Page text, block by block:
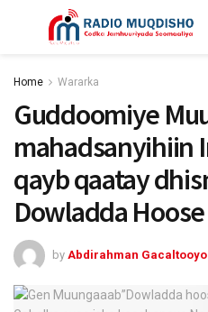
Home Wararka
Guddoomiye
mahadsanyihiin
qayb qaatay
Dowladda Hoose
by Abdirahman Gacaltooyo